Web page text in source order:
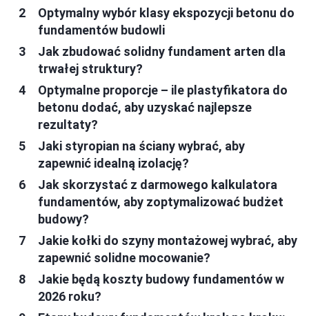
Optymalny wybór klasy ekspozycji betonu do
fundamentów budowli
Jak zbudować solidny fundament arten dla
trwałej struktury?
Optymalne proporcje – ile plastyfikatora do
betonu dodać, aby uzyskać najlepsze
rezultaty?
Jaki styropian na ściany wybrać, aby
zapewnić idealną izolację?
Jak skorzystać z darmowego kalkulatora
fundamentów, aby zoptymalizować budżet
budowy?
Jakie kołki do szyny montażowej wybrać, aby
zapewnić solidne mocowanie?
Jakie będą koszty budowy fundamentów w
2026 roku?